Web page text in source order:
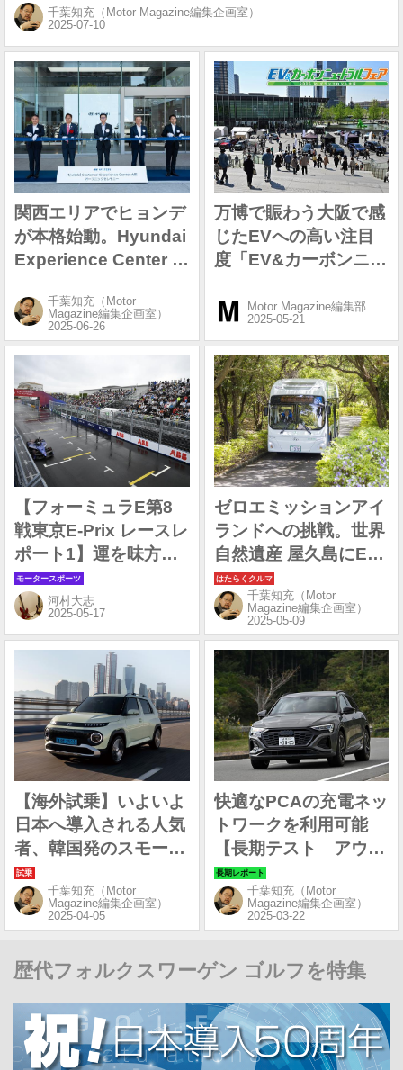
千葉知充（Motor Magazine編集企画室）
関西エリアでヒョンデ
が本格始動。Hyundai
Experience Center 大
オープン千葉知充（Motor
Magazine編集企画室）
万博で賑わう大阪で感
じたEVへの高い注目
度「EV&カーボンニュ
in グランフロント大
阪」
Motor Magazine編集部
【フォーミュラE第8
戦東京E-Prix レースレ
ポート1】運を味方に
つけたバンドーンが優
勝 マセラティは東京
E-Prix連覇達成
河村大志
ゼロエミッションアイ
ランドへの挑戦。世界
自然遺産 屋久島にEV
バスが走る
千葉知充（Motor
Magazine編集企画室）
【海外試乗】いよいよ
日本へ導入される人気
者、韓国発のスモール
BEV「ヒョンデ イン
スター」千葉知充（Motor
Magazine編集企画室）
快適なPCAの充電ネッ
トワークを利用可能
【長期テスト アウデ
ィQ8 e-tron55 クワト
ロ Sライン編④】
千葉知充（Motor
Magazine編集企画室）
歴代フォルクスワーゲン ゴルフを特集